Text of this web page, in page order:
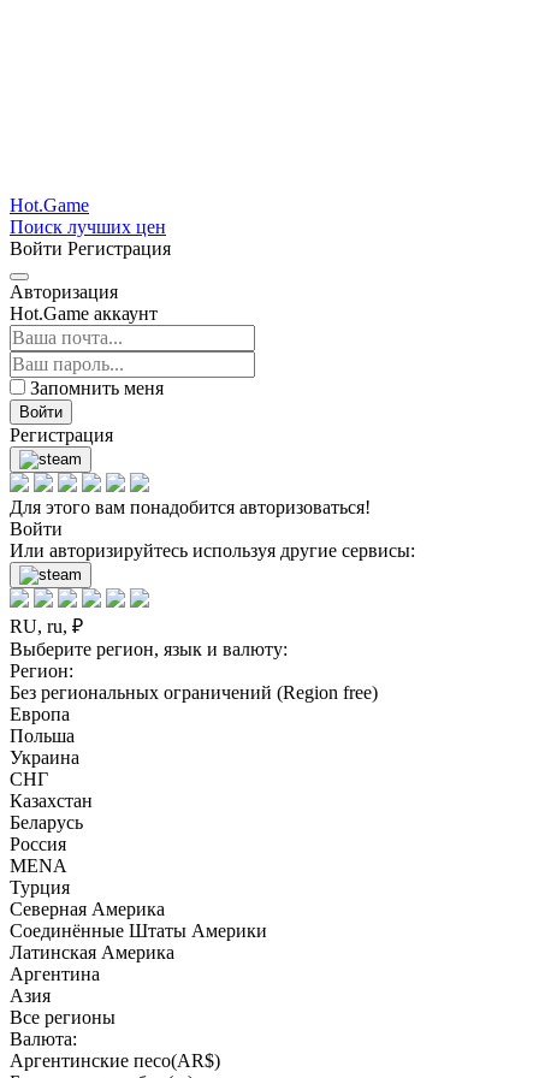
Hot.Game
Поиск лучших цен
Войти Регистрация
Авторизация
Hot.Game аккаунт
Запомнить меня
Войти
Регистрация
Для этого вам понадобится авторизоваться!
Войти
Или авторизируйтесь используя другие сервисы:
RU, ru, ₽
Выберите регион, язык и валюту:
Регион:
Без региональных ограничений (Region free)
Европа
Польша
Украина
СНГ
Казахстан
Беларусь
Россия
MENA
Турция
Северная Америка
Соединённые Штаты Америки
Латинская Америка
Аргентина
Азия
Все регионы
Валюта:
Аргентинские песо(AR$)